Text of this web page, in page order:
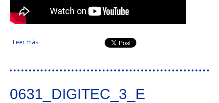
Leer más sobre Plataforma transfronteriza para el escalado de
soluciones innovadoras en la atención socio-sanitaria
0631_DIGITEC_3_E